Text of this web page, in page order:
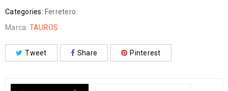
Categories: Ferretero
Marca: TAUROS
Tweet Share Pinterest